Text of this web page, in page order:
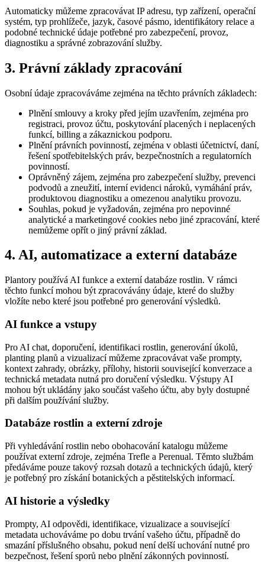
Automaticky můžeme zpracovávat IP adresu, typ zařízení, operační
systém, typ prohlížeče, jazyk, časové pásmo, identifikátory relace a
podobné technické údaje potřebné pro zabezpečení, provoz,
diagnostiku a správné zobrazování služby.
3. Právní základy zpracování
Osobní údaje zpracováváme zejména na těchto právních základech:
Plnění smlouvy a kroky před jejím uzavřením, zejména pro
registraci, provoz účtu, poskytování placených i neplacených
funkcí, billing a zákaznickou podporu.
Plnění právních povinností, zejména v oblasti účetnictví, daní,
řešení spotřebitelských práv, bezpečnostních a regulatorních
povinností.
Oprávněný zájem, zejména pro zabezpečení služby, prevenci
podvodů a zneužití, interní evidenci nároků, vymáhání práv,
produktovou diagnostiku a omezenou analytiku provozu.
Souhlas, pokud je vyžadován, zejména pro nepovinné
analytické a marketingové cookies nebo jiné zpracování, které
nemůžeme opřít o jiný právní základ.
4. AI, automatizace a externí databáze
Plantory používá AI funkce a externí databáze rostlin. V rámci
těchto funkcí mohou být zpracovávány údaje, které do služby
vložíte nebo které jsou potřebné pro generování výsledků.
AI funkce a vstupy
Pro AI chat, doporučení, identifikaci rostlin, generování úkolů,
planting planů a vizualizací můžeme zpracovávat vaše prompty,
kontext zahrady, obrázky, přílohy, historii související konverzace a
technická metadata nutná pro doručení výsledku. Výstupy AI
mohou být ukládány jako součást vašeho účtu, aby byly dostupné
při dalším používání služby.
Databáze rostlin a externí zdroje
Při vyhledávání rostlin nebo obohacování katalogu můžeme
používat externí zdroje, zejména Trefle a Perenual. Těmto službám
předáváme pouze takový rozsah dotazů a technických údajů, který
je potřebný pro získání botanických a pěstitelských informací.
AI historie a výsledky
Prompty, AI odpovědi, identifikace, vizualizace a související
metadata uchováváme po dobu trvání vašeho účtu, případně do
smazání příslušného obsahu, pokud není delší uchování nutné pro
bezpečnost, řešení sporů nebo plnění zákonných povinností.